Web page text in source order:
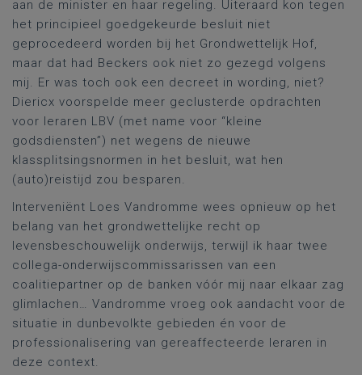
aan de minister en haar regeling. Uiteraard kon tegen
het principieel goedgekeurde besluit niet
geprocedeerd worden bij het Grondwettelijk Hof,
maar dat had Beckers ook niet zo gezegd volgens
mij. Er was toch ook een decreet in wording, niet?
Diericx voorspelde meer geclusterde opdrachten
voor leraren LBV (met name voor “kleine
godsdiensten”) net wegens de nieuwe
klassplitsingsnormen in het besluit, wat hen
(auto)reistijd zou besparen.
Interveniënt Loes Vandromme wees opnieuw op het
belang van het grondwettelijke recht op
levensbeschouwelijk onderwijs, terwijl ik haar twee
collega-onderwijscommissarissen van een
coalitiepartner op de banken vóór mij naar elkaar zag
glimlachen… Vandromme vroeg ook aandacht voor de
situatie in dunbevolkte gebieden én voor de
professionalisering van gereaffecteerde leraren in
deze context.